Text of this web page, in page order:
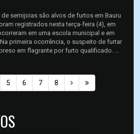
semijoias são alvos de furtos em Bauru
registrados nesta terça-feira (4), em
em uma escola municipal e em
primeira ocorrência, o suspeito de furtar
em flagrante por furto qualificado. ...
5 6 7 8